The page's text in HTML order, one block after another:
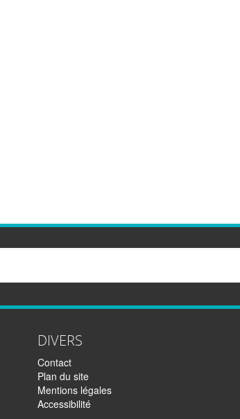
DIVERS
Contact
Plan du site
Mentions légales
Accessibilité